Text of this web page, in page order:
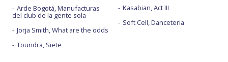
Arde Bogotá, Manufacturas
del club de la gente sola
Jorja Smith, What are the odds
Toundra, Siete
Kasabian, Act III
Soft Cell, Danceteria